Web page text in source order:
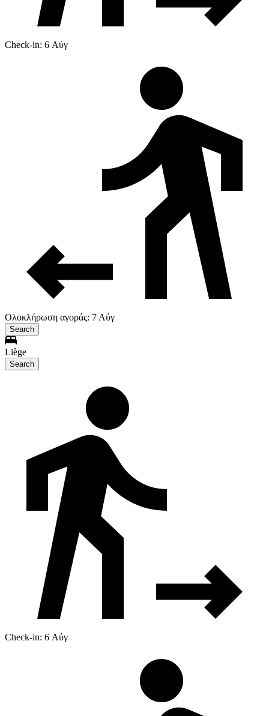
Check-in: 6 Αύγ
Ολοκλήρωση αγοράς: 7 Αύγ
Search
Liège
Search
Check-in: 6 Αύγ